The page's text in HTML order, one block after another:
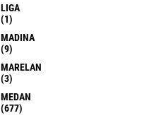
LIGA
(1)
MADINA
(9)
MARELAN
(3)
MEDAN
(677)